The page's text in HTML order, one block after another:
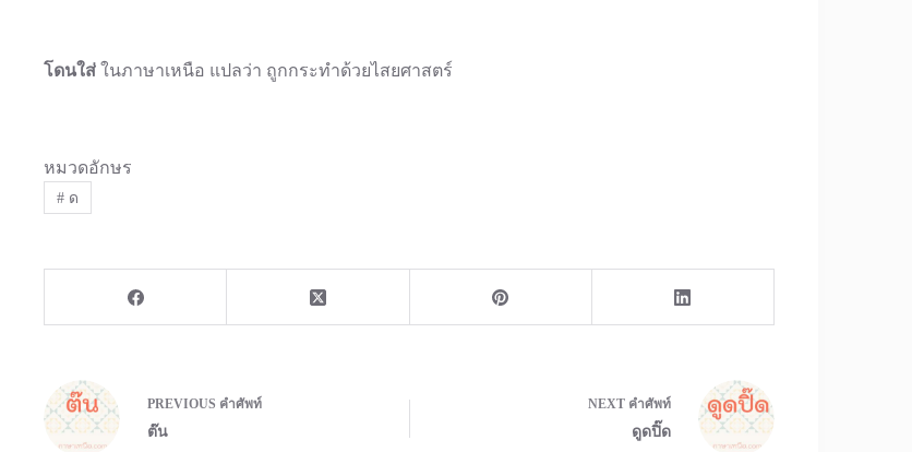
โดนใส่ ในภาษาเหนือ แปลว่า ถูกกระทําด้วยไสยศาสตร์
หมวดอักษร
#ด
PREVIOUS คำศัพท์
ต๊น
NEXT คำศัพท์
ดูดปิ๊ด